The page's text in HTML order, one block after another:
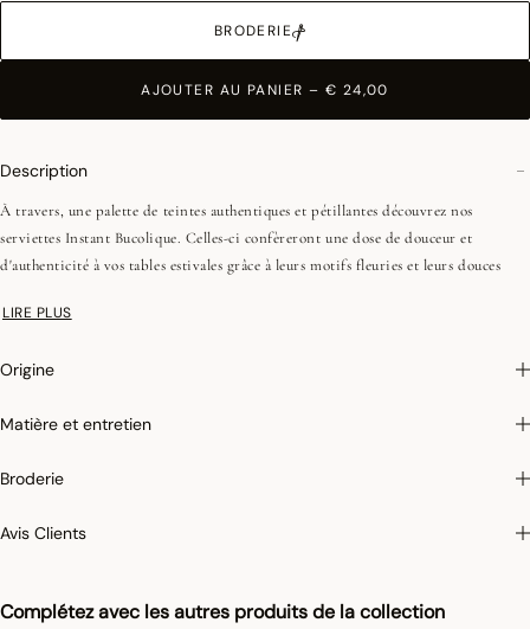
BRODERIE
AJOUTER AU PANIER – € 24,00
Complétez avec les autres produits de la collection
Description
À travers, une palette de teintes authentiques et pétillantes découvrez nos
serviettes Instant Bucolique. Celles-ci confèreront une dose de douceur et
d'authenticité à vos tables estivales grâce à leurs motifs fleuries et leurs douces
sets de table de la même collection.
Photographies :
les photographies sont les plus fidèles possibles mais ne peuvent
concerne les couleurs.
LIRE PLUS
Origine
Matière et entretien
Broderie
Avis Clients